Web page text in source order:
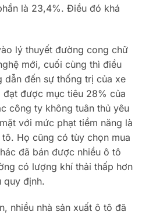
là 23,4%. Điều đó khá
lý thuyết đường cong chữ
mới, cuối cùng thì điều
đến sự thống trị của xe
được mục tiêu 28% của
công ty không tuân thủ yêu
với mức phạt tiềm năng là
Họ cũng có tùy chọn mua
đã bán được nhiều ô tô
có lượng khí thải thấp hơn
quy định.
nhiều nhà sản xuất ô tô đã